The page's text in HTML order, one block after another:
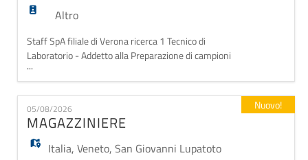
lavoro
CV
Login
Lingua
EN
Altro
Staff SpA filiale di Verona ricerca 1 Tecnico di
Laboratorio - Addetto alla Preparazione di campioni
per azienda punto di riferimento per l'industria
vitivinicola italiana, da inserire temporaneamente
nel proprio team per attività di supporto alla
preparazione dei campioni destinati alle analisi. Sede
di lavoro: Verona zona Fiera Orario: full tim
...
05/08/2026
MAGAZZINIERE
Italia,Veneto,San Giovanni Lupatoto
Nuovo!